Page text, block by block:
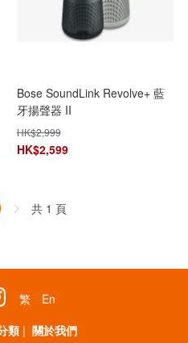
Bose SoundLink Revolve+ 藍
牙揚聲器 II
HK$2,999
HK$2,599
共 1 頁
繁
En
類 | 關於我們